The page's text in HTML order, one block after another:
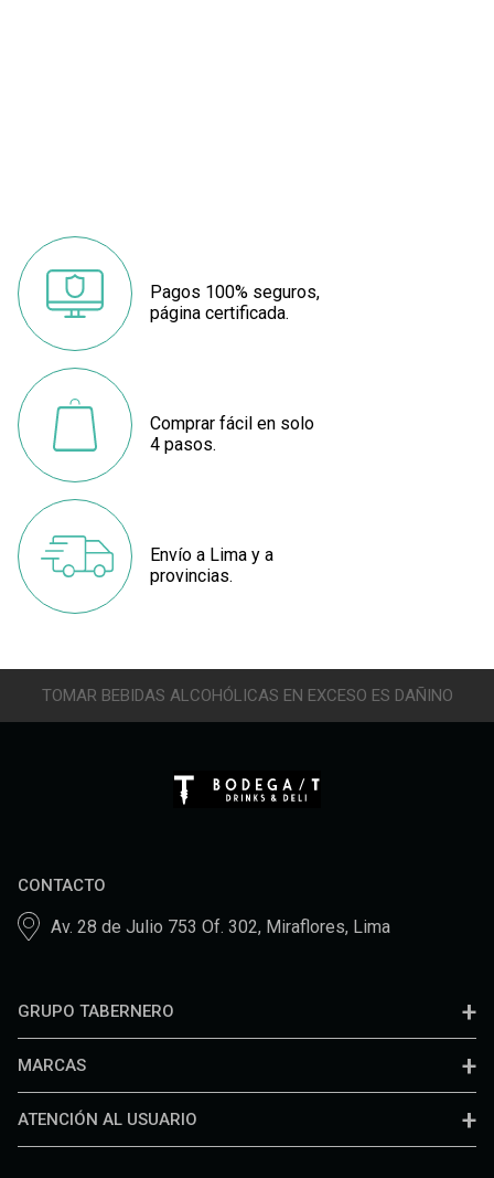
Pagos 100% seguros,
página certificada.
Comprar fácil en solo
4 pasos.
Envío a Lima y a
provincias.
TOMAR BEBIDAS ALCOHÓLICAS EN EXCESO ES DAÑINO
CONTACTO
Av. 28 de Julio 753 Of. 302, Miraflores, Lima
GRUPO TABERNERO
MARCAS
ATENCIÓN AL USUARIO